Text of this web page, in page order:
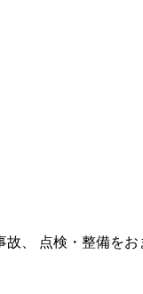
、 点検・整備